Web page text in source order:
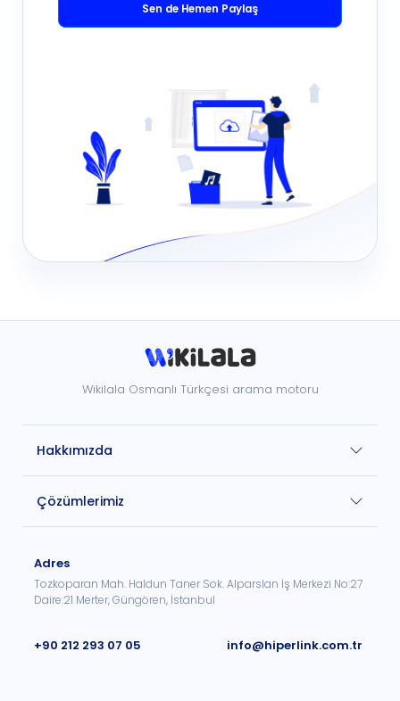
Sen de Hemen Paylaş
Wikilala Osmanlı Türkçesi arama motoru
Hakkımızda
Çözümlerimiz
Adres
Tozkoparan Mah. Haldun Taner Sok. Alparslan İş Merkezi No:27
Daire:21 Merter, Güngören, İstanbul
+90 212 293 07 05 info@hiperlink.com.tr